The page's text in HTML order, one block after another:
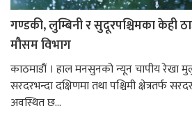
गण्डकी, लुम्बिनी र सुदूरपश्चिमका केही
मौसम विभाग
काठमाडौं । हाल मनसुनको न्यून चापीय रेखा
सरदरभन्दा दक्षिणमा तथा पश्चिमी क्षेत्रतर्फ
अवस्थित छ...